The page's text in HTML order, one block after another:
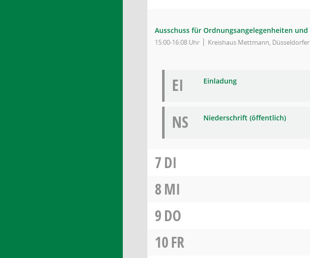
Ausschuss für Ordnungsangelegenheiten
15:00-16:08 Uhr Kreishaus Mettmann,
EI Einladung
NS Niederschrift (öffentlich)
7DI
8MI
9DO
10FR